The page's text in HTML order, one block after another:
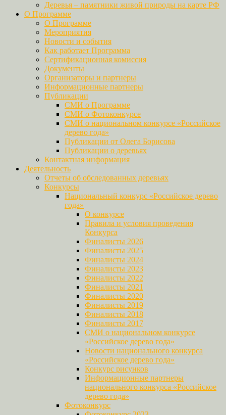
Деревья – памятники живой природы на карте РФ
О Программе
О Программе
Мероприятия
Новости и события
Как работает Программа
Сертификационная комиссия
Документы
Организаторы и партнеры
Информационные партнеры
Публикации
СМИ о Программе
СМИ о Фотоконкурсе
СМИ о национальном конкурсе «Российское
дерево года»
Публикации от Олега Борисова
Публикации о деревьях
Контактная информация
Деятельность
Отчеты об обследованных деревьях
Конкурсы
Национальный конкурс «Российское дерево
года»
О конкурсе
Правила и условия проведения
Конкурса
Финалисты 2026
Финалисты 2025
Финалисты 2024
Финалисты 2023
Финалисты 2022
Финалисты 2021
Финалисты 2020
Финалисты 2019
Финалисты 2018
Финалисты 2017
СМИ о национальном конкурсе
«Российское дерево года»
Новости национального конкурса
«Российское дерево года»
Конкурс рисунков
Информационные партнеры
национального конкурса «Российское
дерево года»
Фотоконкурс